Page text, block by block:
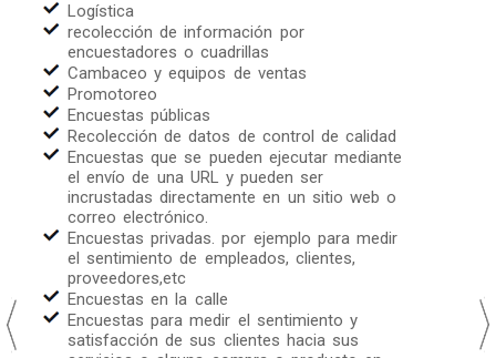
Logística
recolección de información por
encuestadores o cuadrillas
Cambaceo y equipos de ventas
Promotoreo
Encuestas públicas
Recolección de datos de control de calidad
Encuestas que se pueden ejecutar mediante
el envío de una URL y pueden ser
incrustadas directamente en un sitio web o
correo electrónico.
Encuestas privadas. por ejemplo para medir
el sentimiento de empleados, clientes,
proveedores,etc
Encuestas en la calle
Encuestas para medir el sentimiento y
satisfacción de sus clientes hacia sus